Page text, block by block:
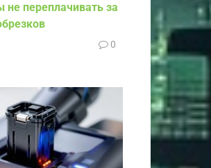
не переплачивать за
0